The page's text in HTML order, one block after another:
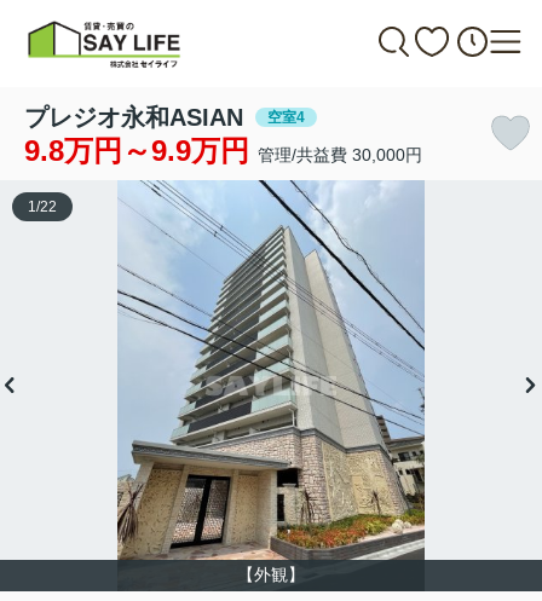
プレジオ永和ASIAN 空室4
9.8万円～9.9万円 管理/共益費 30,000円
【外観】
1 /22